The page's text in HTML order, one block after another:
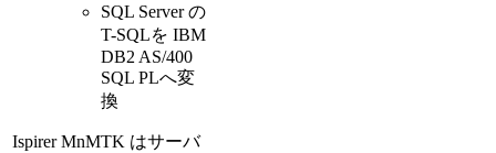
SQL Server の
T-SQLを IBM
DB2 AS/400
SQL PLへ変
換
Ispirer MnMTK はサーバ